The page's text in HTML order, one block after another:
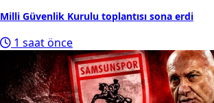
Milli Güvenlik Kurulu toplantısı sona erdi
1 saat önce